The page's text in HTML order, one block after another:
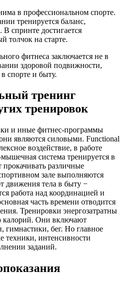
в профессиональном спорте.
тренируется баланс,
спринте достигается
толчок на старте.
фитнеса заключается не в
здоровой подвижности,
спорте и быту.
тренинг
тренировок
и иные фитнес-программы
являются силовыми. Functional
воздействие, в работе
система тренируется в
прокачивать различные
зале выполняются
движения тела в быту −
работа над координацией и
часть времени отводится
Тренировки энергозатратны
калорий. Они включают
гимнастики, бег. Но главное
техники, интенсивности
заданий.